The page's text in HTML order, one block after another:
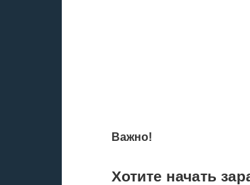
Важно!
Хотите начать